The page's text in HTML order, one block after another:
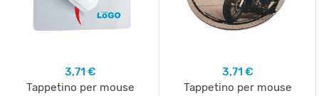
3,71 €
Tappetino per mouse
3,71 €
Tappetino per mouse